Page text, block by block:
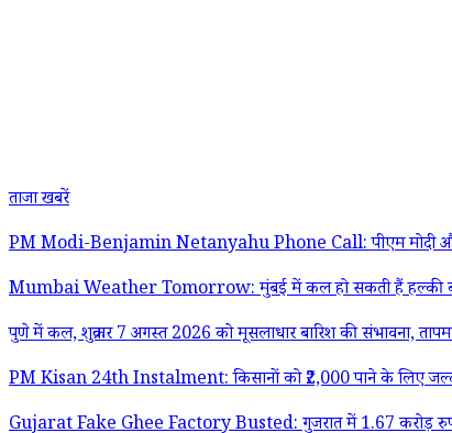
ताजा खबरें
PM Modi-Benjamin Netanyahu Phone Call: पीएम मोदी और
Mumbai Weather Tomorrow: मुंबई में कल हो सकती हैं हल्की
पुणे में कल, शुक्रवार 7 अगस्त 2026 को मूसलाधार बारिश की संभावना,
PM Kisan 24th Instalment: किसानों को ₹2,000 पाने के लिए जल्द
Gujarat Fake Ghee Factory Busted: गुजरात में 1.67 करोड़ रुपये